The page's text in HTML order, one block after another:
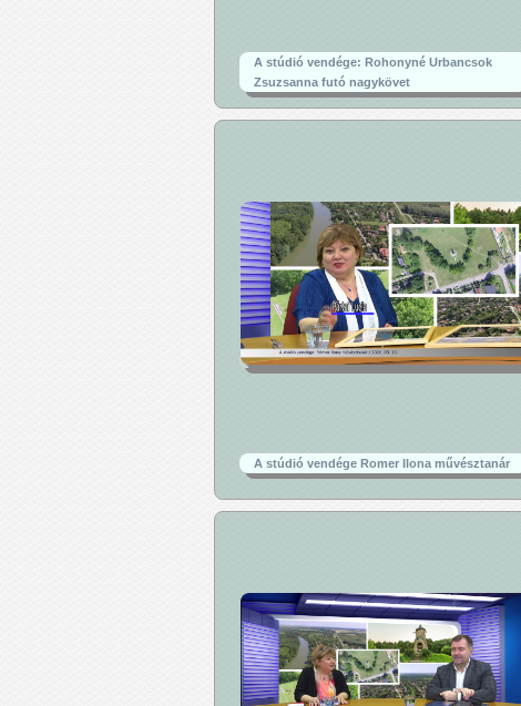
A stúdió vendége: Rohonyné Urbancsok
Zsuzsanna futó nagykövet
A stúdió vendége Romer Ilona művésztanár